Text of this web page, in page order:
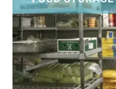
Quản
Thực
Phẩm
Trong
Tủ
Lạnh
Có